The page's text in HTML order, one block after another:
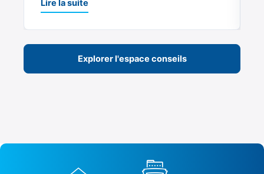
Lire la suite
Explorer l'espace conseils